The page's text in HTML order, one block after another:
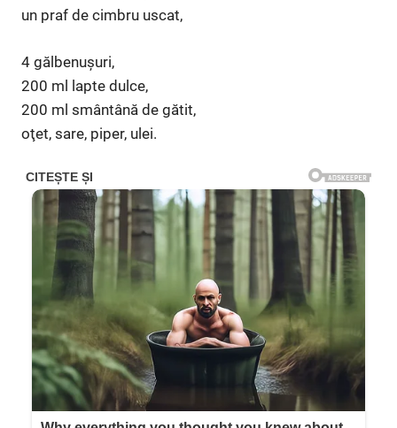
un praf de cimbru uscat,
4 gălbenuşuri,
200 ml lapte dulce,
200 ml smântână de gătit,
oţet, sare, piper, ulei.